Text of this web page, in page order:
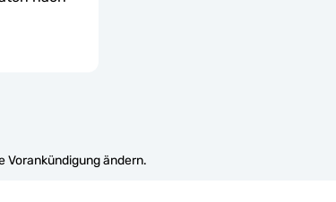
Vorankündigung ändern.